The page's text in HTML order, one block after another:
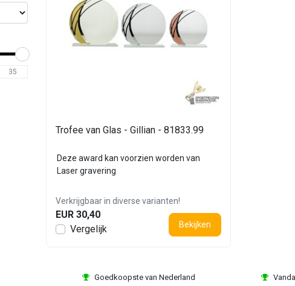
Trofee van Glas - Gillian - 81833.99
Deze award kan voorzien worden van
Laser gravering
Verkrijgbaar in diverse varianten!
EUR 30,40
Vergelijk
Bekijken
Goedkoopste van Nederland